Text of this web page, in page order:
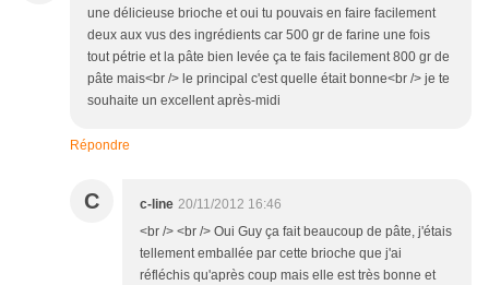
une délicieuse brioche et oui tu pouvais en faire facilement
deux aux vus des ingrédients car 500 gr de farine une fois
tout pétrie et la pâte bien levée ça te fais facilement 800 gr de
pâte mais<br /> le principal c'est quelle était bonne<br /> je te
souhaite un excellent après-midi
Répondre
C c-line 20/11/2012 16:46
<br /> <br /> Oui Guy ça fait beaucoup de pâte, j'étais
tellement emballée par cette brioche que j'ai
réfléchis qu'après coup mais elle est très bonne et